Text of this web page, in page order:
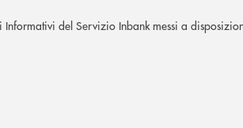
del Servizio Inbank messi a